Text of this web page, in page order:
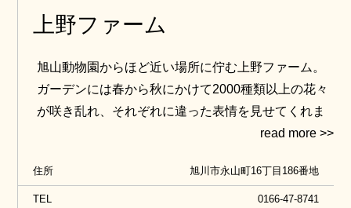
上野ファーム
旭山動物園からほど近い場所に佇む上野ファーム。
ガーデンには春から秋にかけて2000種類以上の花々
が咲き乱れ、それぞれに違った表情を見せてくれま
場所で時間を有意義に楽しめます。また，ガーデン
内にある射的山（しゃてきやま）の山頂からは田園
住所 旭川市永山町16丁目186番地
TEL 0166-47-8741